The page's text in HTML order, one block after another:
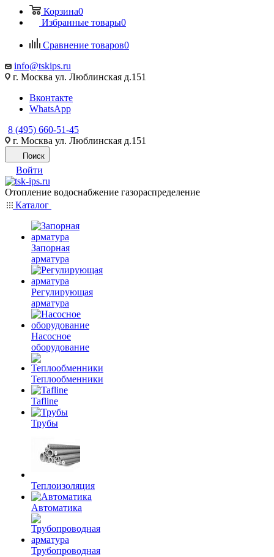
Корзина0
Избранные товары0
Сравнение товаров0
info@tskips.ru
г. Москва ул. Люблинская д.151
Вконтакте
WhatsApp
8 (495) 660-51-45
г. Москва ул. Люблинская д.151
Поиск
Войти
Отопление водоснабжение газораспределение
Каталог
Запорная
арматура
Регулирующая
арматура
Насосное
оборудование
Теплообменники
Tafline
Трубы
Теплоизоляция
Автоматика
Трубопроводная